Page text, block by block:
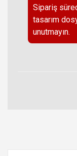
Sipariş
tasarım
unutmayın.